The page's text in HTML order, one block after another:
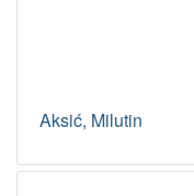
Aksić, Milutin